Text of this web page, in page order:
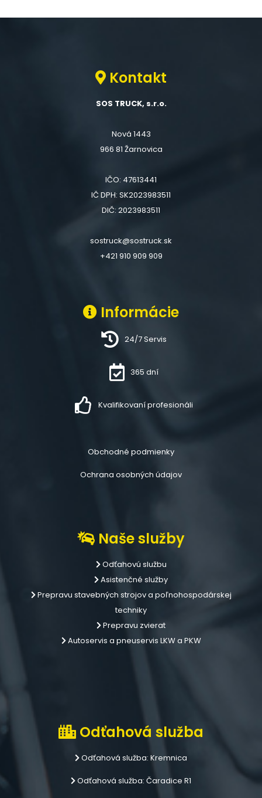
Kontakt
SOS TRUCK, s.r.o.
Nová 1443
966 81 Žarnovica
IČO: 47613441
IČ DPH: SK2023983511
DIČ: 2023983511
sostruck@sostruck.sk
+421 910 909 909
Informácie
24/7 Servis
365 dní
Kvalifikovaní profesionáli
Obchodné podmienky
Ochrana osobných údajov
Naše služby
Odťahovú službu
Asistenčné služby
Prepravu stavebných strojov a poľnohospodárskej
techniky
Prepravu zvierat
Autoservis a pneuservis LKW a PKW
Odťahová služba
Odťahová služba: Kremnica
Odťahová služba: Čaradice R1